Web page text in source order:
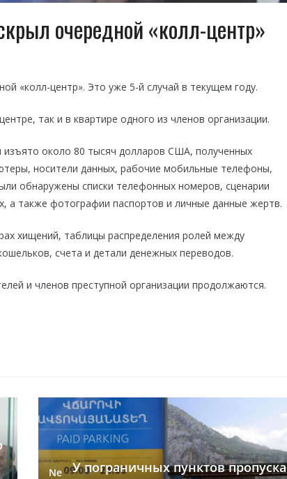
очередной «колл-центр»
«колл-центр». Это уже 5-й случай в текущем году.
так и в квартире одного из членов организации.
около 80 тысяч долларов США, полученных
носители данных, рабочие мобильные телефоны,
обнаружены списки телефонных номеров, сценарии
а также фотографии паспортов и личные данные жертв.
хищений, таблицы распределения ролей между
счета и детали денежных переводов.
и членов преступной организации продолжаются.
Ne
У пограничных пунктов пропуска